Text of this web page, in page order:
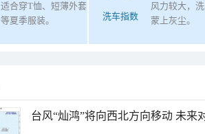
适合穿T恤、短薄外套
等夏季服装。
洗车指数
风力较大，
蒙上灰尘。
台风“灿鸿”将向西北方向移动 未来